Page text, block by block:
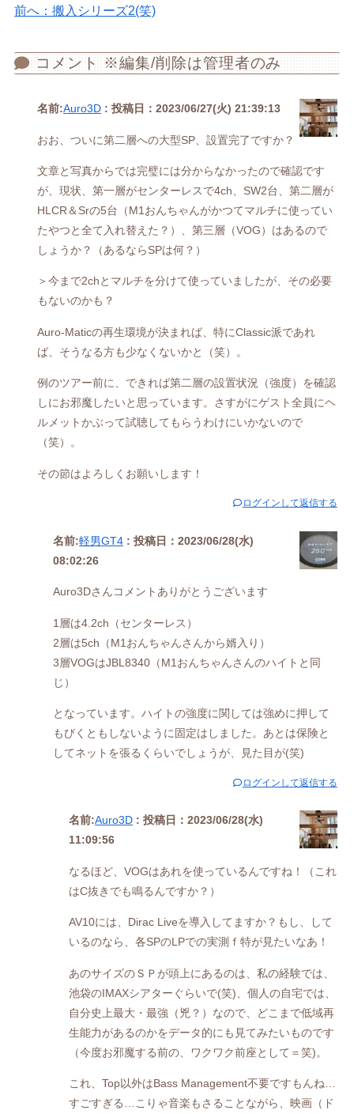
前へ：搬入シリーズ2(笑)
コメント ※編集/削除は管理者のみ
名前:Auro3D : 投稿日：2023/06/27(火) 21:39:13
おお、ついに第二層への大型SP、設置完了ですか？
文章と写真からでは完璧には分からなかったので確認です
が、現状、第一層がセンターレスで4ch、SW2台、第二層が
HLCR＆Srの5台（M1おんちゃんがかつてマルチに使ってい
たやつと全て入れ替えた？）、第三層（VOG）はあるので
しょうか？（あるならSPは何？）
＞今まで2chとマルチを分けて使っていましたが、その必要
もないのかも？
Auro-Maticの再生環境が決まれば、特にClassic派であれ
ば、そうなる方も少なくないかと（笑）。
例のツアー前に、できれば第二層の設置状況（強度）を確認
しにお邪魔したいと思っています。さすがにゲスト全員にヘ
ルメットかぶって試聴してもらうわけにいかないので
（笑）。
その節はよろしくお願いします！
ログインして返信する
名前:軽男GT4 : 投稿日：2023/06/28(水)
08:02:26
Auro3Dさんコメントありがとうございます
1層は4.2ch（センターレス）
2層は5ch（M1おんちゃんさんから婿入り）
3層VOGはJBL8340（M1おんちゃんさんのハイトと同
じ）
となっています。ハイトの強度に関しては強めに押して
もびくともしないように固定はしました。あとは保険と
してネットを張るくらいでしょうが、見た目が(笑)
ログインして返信する
名前:Auro3D : 投稿日：2023/06/28(水)
11:09:56
なるほど、VOGはあれを使っているんですね！（これ
はC抜きでも鳴るんですか？）
AV10には、Dirac Liveを導入してますか？もし、して
いるのなら、各SPのLPでの実測ｆ特が見たいなあ！
あのサイズのＳＰが頭上にあるのは、私の経験では、
池袋のIMAXシアターぐらいで(笑)、個人の自宅では、
自分史上最大・最強（兇？）なので、どこまで低域再
生能力があるのかをデータ的にも見てみたいものです
（今度お邪魔する前の、ワクワク前座として＝笑)。
これ、Top以外はBass Management不要ですもんね…
すごすぎる…こりゃ音楽もさることながら、映画（ド